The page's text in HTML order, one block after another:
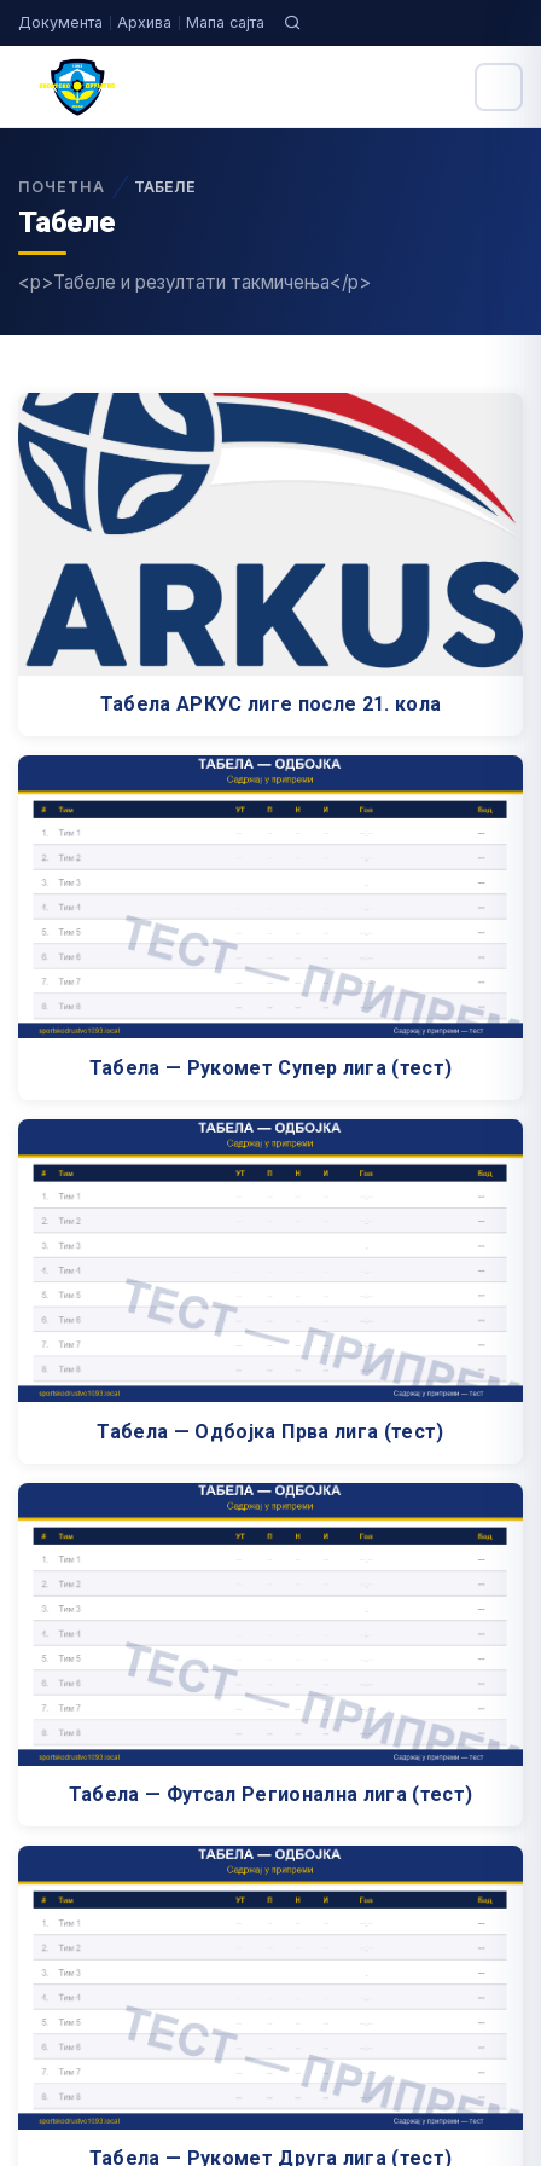
Документа Архива Мапа сајта
ПОЧЕТНА ТАБЕЛЕ
Табеле
<p>Табеле и резултати такмичења</p>
Табела АРКУС лиге после 21. кола
Табела — Рукомет Супер лига (тест)
Табела — Одбојка Прва лига (тест)
Табела — Футсал Регионална лига (тест)
Табела — Рукомет Друга лига (тест)